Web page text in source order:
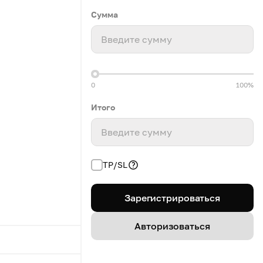
Сумма
Введите сумму
0 100%
Итого
Введите сумму
TP/SL
Зарегистрироваться
Авторизоваться